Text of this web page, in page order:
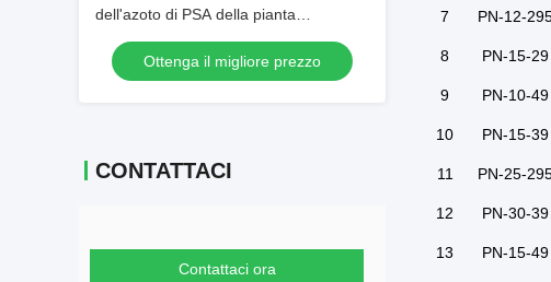
dell'azoto di PSA della pianta
industriale dell'azoto
Ottenga il migliore prezzo
CONTATTACI
Contattaci ora
7
8
PN-12-
PN-15-29
9
10
11
12
PN-10-49
PN-15-39
PN-25-
PN-30-39
13 PN-15-49